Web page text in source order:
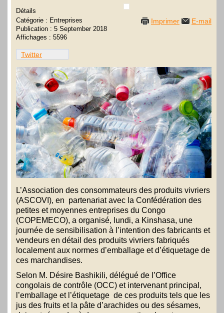
Imprimer E-mail
Détails
Catégorie : Entreprises
Publication : 5 September 2018
Affichages : 5596
Twitter
L’Association des consommateurs des produits vivriers
(ASCOVI), en partenariat avec la Confédération des
petites et moyennes entreprises du Congo
(COPEMECO), a organisé, lundi, a Kinshasa, une
journée de sensibilisation à l’intention des fabricants et
vendeurs en détail des produits vivriers fabriqués
localement aux normes d’emballage et d’étiquetage de
ces marchandises.
Selon M. Désire Bashikili, délégué de l’Office
congolais de contrôle (OCC) et intervenant principal,
l’emballage et l’étiquetage de ces produits tels que les
jus des fruits et la pâte d’arachides ou des sésames,